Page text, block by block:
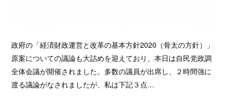
政府の「経済財政運営と改革の基本方針2020（骨太の方針）」
原案についての議論も大詰めを迎えており、本日は自民党政調
全体会議が開催されました。多数の議員が出席し、２時間強に
渡る議論がなされましたが、私は下記３点…